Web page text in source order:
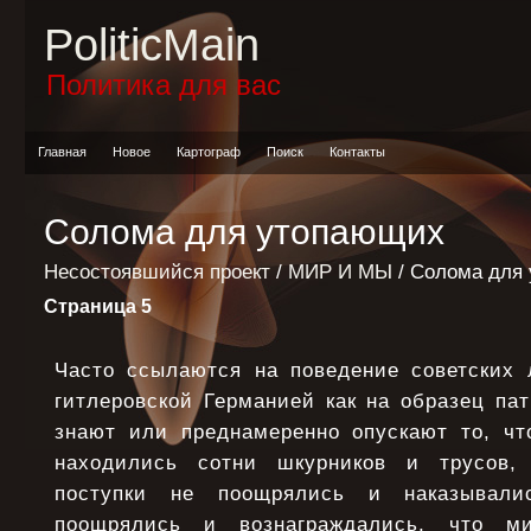
PoliticMain
Политика для вас
Главная Новое Картограф Поиск Контакты
Солома для утопающих
Несостоявшийся проект / МИР И МЫ / Солома для
Страница 5
Часто ссылаются на поведение
гитлеровской Германией как на образец
знают или преднамеренно опускают то,
находились сотни шкурников и трусов,
поступки не поощрялись и
поощрялись и вознаграждались, что